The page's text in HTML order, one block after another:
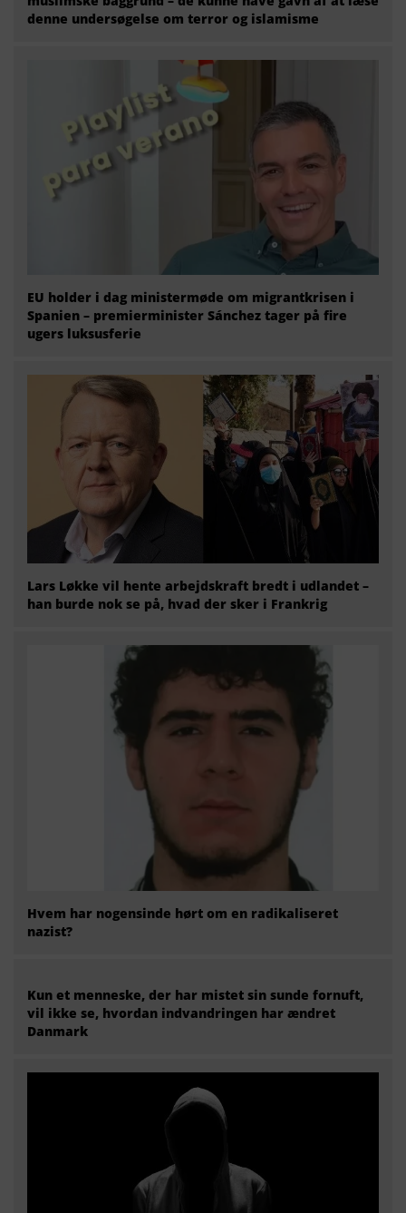
denne undersøgelse om terror og islamisme
EU holder i dag ministermøde om migrantkrisen i
Spanien – premierminister Sánchez tager på fire
ugers luksusferie
Lars Løkke vil hente arbejdskraft bredt i udlandet –
han burde nok se på, hvad der sker i Frankrig
Hvem har nogensinde hørt om en radikaliseret
nazist?
Kun et menneske, der har mistet sin sunde fornuft,
vil ikke se, hvordan indvandringen har ændret
Danmark